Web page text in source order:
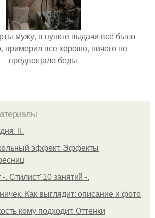
мужу, в пункте выдачи всё было
примерил все хорошо, ничего не
предвещало беды.
II.
эффект. Эффекты
-. Стилист"10 занятий -.
Как выглядит: описание и фото
кому подходит. Оттенки